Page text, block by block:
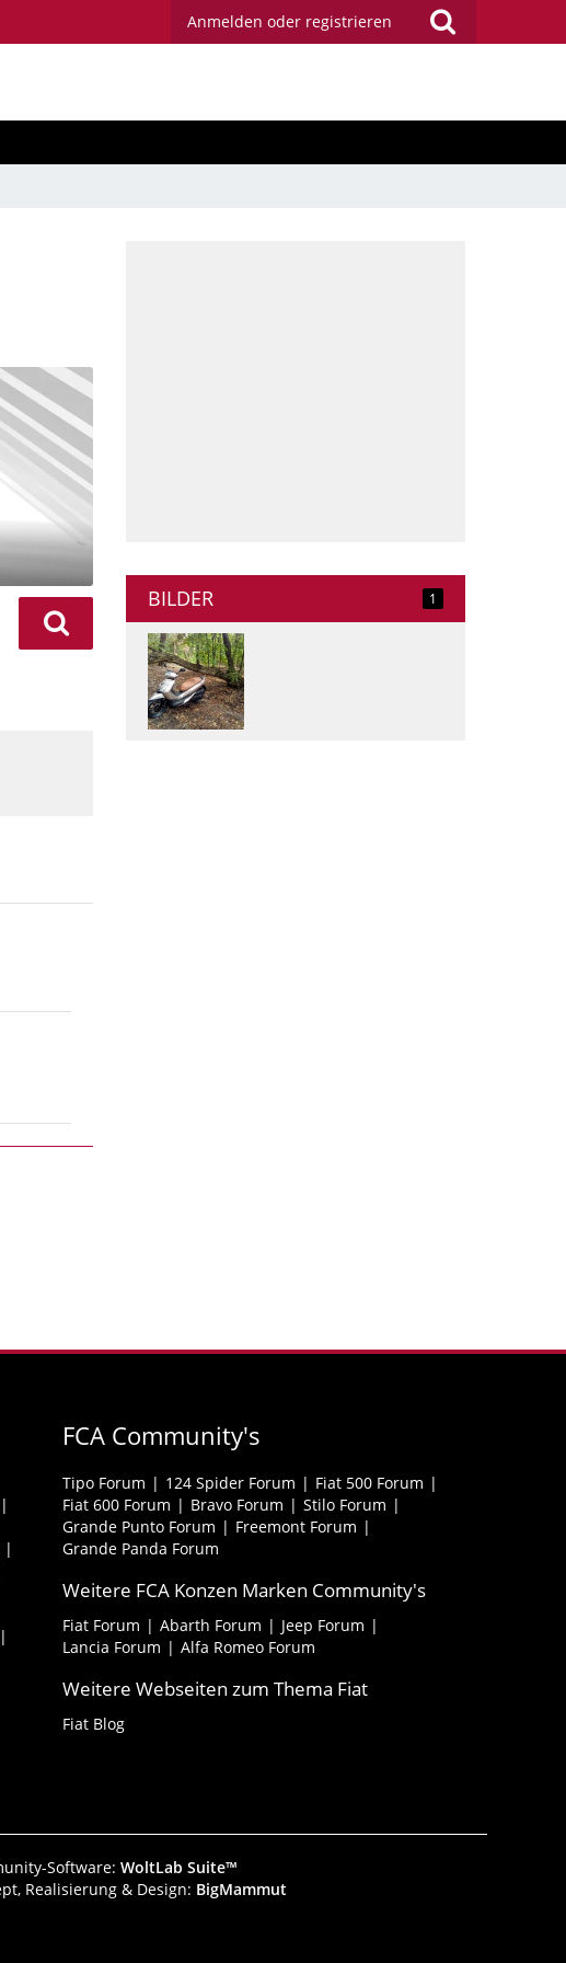
Anmelden oder registrieren
BILDER 1
FCA Community's
Tipo Forum 124 Spider Forum
Fiat 500 Forum
Fiat 600 Forum
Bravo Forum
Stilo Forum
Grande Punto Forum
Freemont Forum
Grande Panda Forum
Weitere FCA Konzen Marken Community's
Fiat Forum Abarth Forum
Jeep Forum
Lancia Forum
Alfa Romeo Forum
Weitere Webseiten zum Thema Fiat
Fiat Blog
Software: WoltLab Suite™
Realisierung & Design: BigMammut